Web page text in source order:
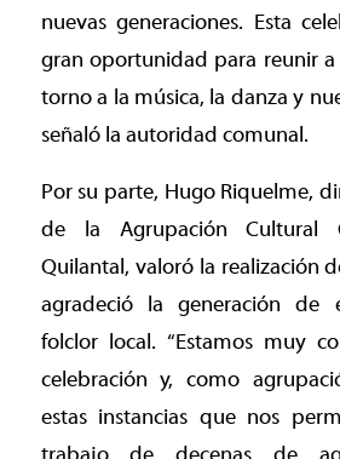
nuevas generaciones. Esta
gran oportunidad para reunir
torno a la música, la danza y
señaló la autoridad comunal.
Por su parte, Hugo Riquelme,
de la Agrupación Cultural
Quilantal, valoró la realización
agradeció la generación de
folclor local. “Estamos muy
celebración y, como
estas instancias que nos